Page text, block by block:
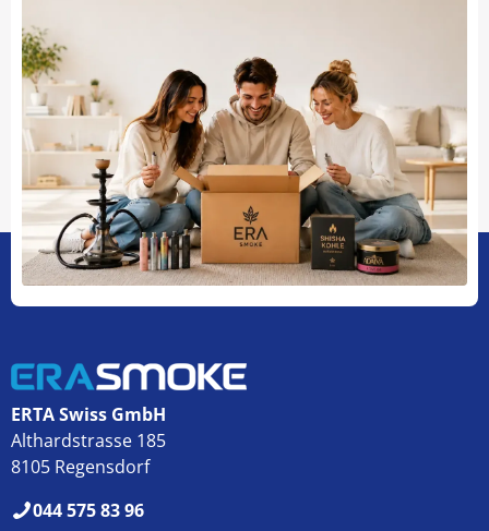
ERTA Swiss GmbH
Althardstrasse 185
8105 Regensdorf
044 575 83 96